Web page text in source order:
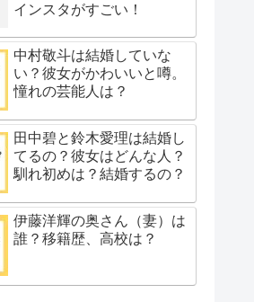
インスタがすごい！
中村敬斗は結婚していな
い？彼女がかわいいと噂。
憧れの芸能人は？
田中碧と鈴木愛理は結婚し
てるの？彼女はどんな人？
馴れ初めは？結婚するの？
伊藤洋輝の奥さん（妻）は
誰？移籍歴、高校は？